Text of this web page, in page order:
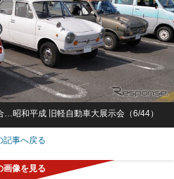
昭和平成 旧軽自動車大展示会（6/44）
記事へ戻る